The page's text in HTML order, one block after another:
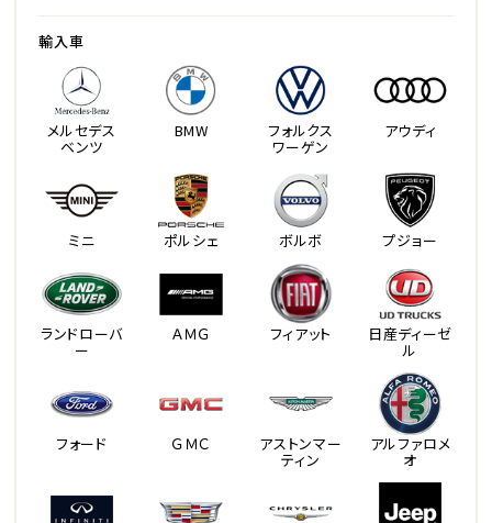
輸入車
メルセデス
ベンツ
BMW フォルクス
ワーゲン
アウディ
ミニ ポルシェ ボルボ プジョー
ランドローバ
ー
ＡＭＧ フィアット 日産ディーゼ
ル
フォード ＧＭＣ アストンマー
ティン
アルファロメ
オ